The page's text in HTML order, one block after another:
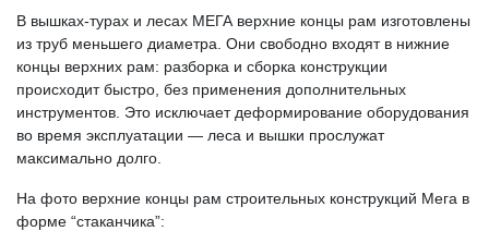
В вышках-турах и лесах МЕГА верхние концы рам изготовлены
из труб меньшего диаметра. Они свободно входят в нижние
концы верхних рам: разборка и сборка конструкции
происходит быстро, без применения дополнительных
инструментов. Это исключает деформирование оборудования
во время эксплуатации — леса и вышки прослужат
максимально долго.
На фото верхние концы рам строительных конструкций Мега в
форме “стаканчика”: